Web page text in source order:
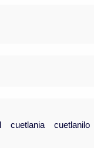
cuetlania
cuetlanilo